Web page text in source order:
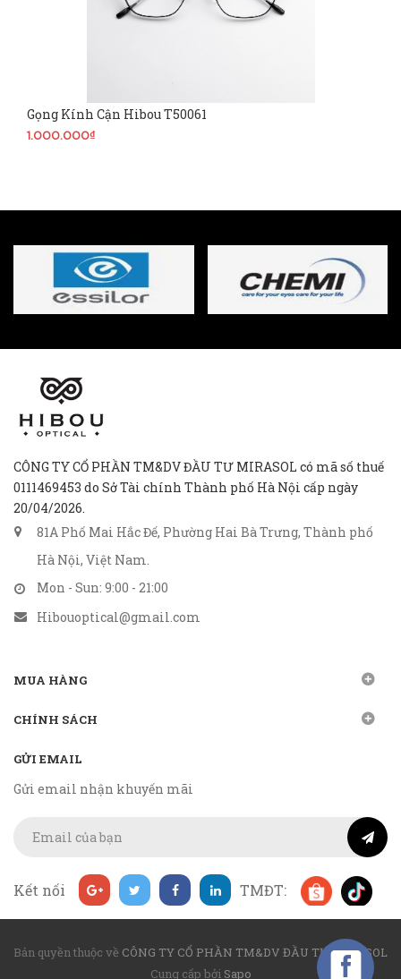
Gọng Kính Cận Hibou T50061
1.000.000₫
CÔNG TY CỔ PHẦN TM&DV ĐẦU TƯ MIRASOL có mã số thuế
0111469453 do Sở Tài chính Thành phố Hà Nội cấp ngày
20/04/2026.
81A Phố Mai Hắc Đế, Phường Hai Bà Trưng, Thành phố
Hà Nội, Việt Nam.
Mon - Sun: 9:00 - 21:00
Hibouoptical@gmail.com
MUA HÀNG
CHÍNH SÁCH
GỬI EMAIL
Gửi email nhận khuyến mãi
Kết nối TMĐT:
Bản quyền thuộc về CÔNG TY CỔ PHẦN TM&DV ĐẦU TƯ MIRASOL
Cung cấp bởi Sapo